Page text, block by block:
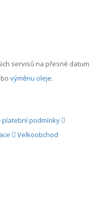
servisů na přesné datum
výměnu oleje.
platební podmínky
Velkoobchod